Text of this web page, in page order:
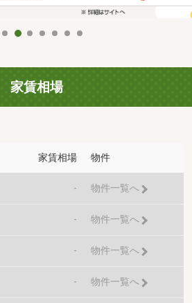
家賃相場
家賃相場 物件
- 物件一覧へ
- 物件一覧へ
- 物件一覧へ
- 物件一覧へ